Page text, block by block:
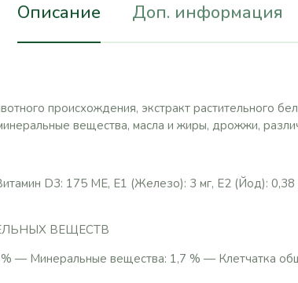
Описание Доп. информация
происхождения, экстракт растительного
вещества, масла и жиры, дрожжи,
D3: 175 МЕ, Е1 (Железо): 3 мг, Е2 (Йод):
ВЕЩЕСТВ
— Минеральные вещества: 1,7 % — Клетчатка